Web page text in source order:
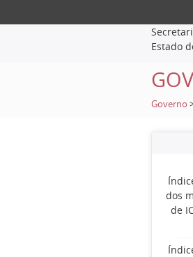
Estado
Governo
dos
de